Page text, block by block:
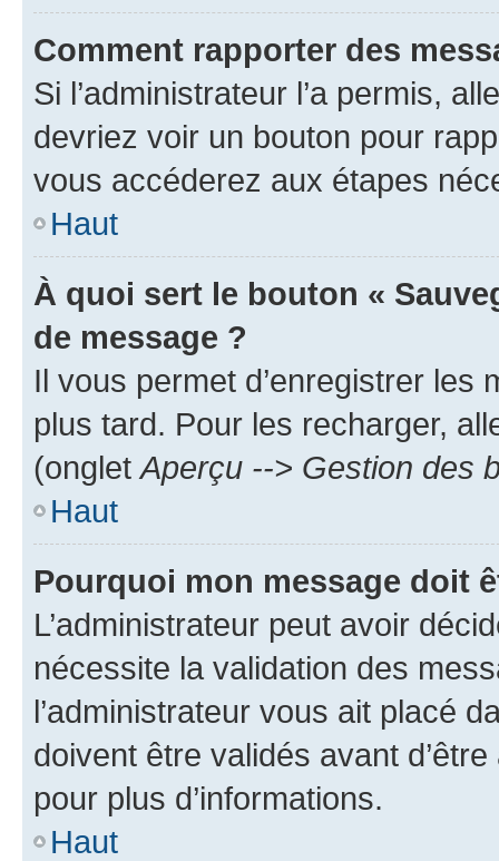
Comment rapporter des
Si l’administrateur l’a permis,
devriez voir un bouton pour
vous accéderez aux étapes
Haut
À quoi sert le bouton «
de message ?
Il vous permet d’enregistrer
plus tard. Pour les recharger,
(onglet Aperçu --> Gestion des
Haut
Pourquoi mon message doit
L’administrateur peut avoir
nécessite la validation des
l’administrateur vous ait placé
doivent être validés avant
pour plus d’informations.
Haut